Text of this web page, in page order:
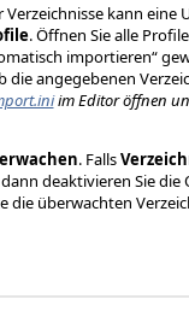
kann eine
. Öffnen Sie alle
importieren“
die angegebenen
im Editor öffnen
. Falls
deaktivieren Sie die
überwachten